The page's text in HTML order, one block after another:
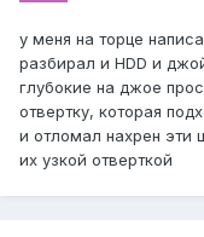
у меня на торце
разбирал и HDD и
глубокие на джое
отвертку, которая
и отломал нахрен эти
их узкой отверткой